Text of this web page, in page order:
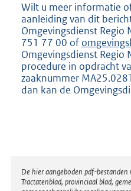
Wilt u meer informatie
aanleiding van dit
Omgevingsdienst Regio
751 77 00 of
Omgevingsdienst Regio
procedure in opdracht
zaaknummer
dan kan de
Disclaimer
De hier aangeboden pdf-
Tractatenblad, provinciaal blad,